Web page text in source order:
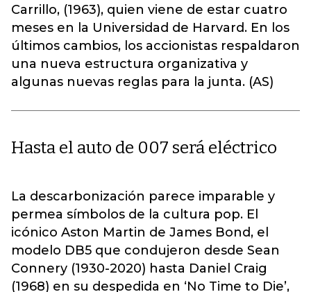
Carrillo, (1963), quien viene de estar cuatro
meses en la Universidad de Harvard. En los
últimos cambios, los accionistas respaldaron
una nueva estructura organizativa y
algunas nuevas reglas para la junta. (AS)
Hasta el auto de 007 será eléctrico
La descarbonización parece imparable y
permea símbolos de la cultura pop. El
icónico Aston Martin de James Bond, el
modelo DB5 que condujeron desde Sean
Connery (1930-2020) hasta Daniel Craig
(1968) en su despedida en ‘No Time to Die’,